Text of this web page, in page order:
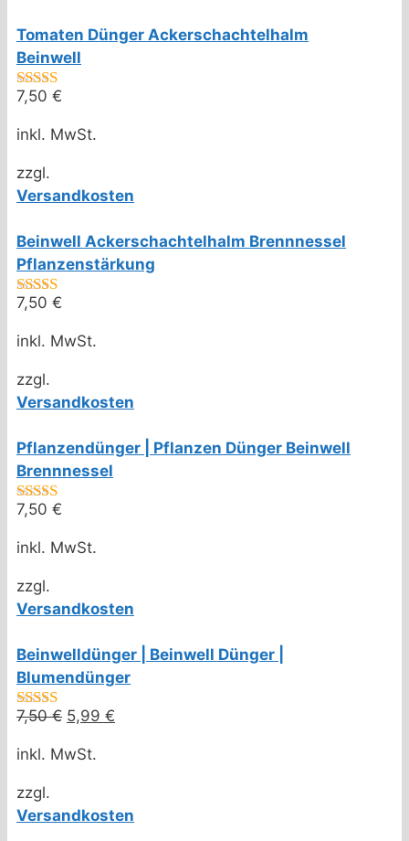
Tomaten Dünger Ackerschachtelhalm
Beinwell
4.50von 5
7,50 €
inkl. MwSt.
zzgl.
Versandkosten
Beinwell Ackerschachtelhalm Brennnessel
Pflanzenstärkung
5.00von 5
7,50 €
inkl. MwSt.
zzgl.
Versandkosten
Pflanzendünger | Pflanzen Dünger Beinwell
Brennnessel
5.00von 5
7,50 €
inkl. MwSt.
zzgl.
Versandkosten
Beinwelldünger | Beinwell Dünger |
Blumendünger
4.50von 5
7,50€ Ursprünglicher
war:
5,99 €
inkl. MwSt.
zzgl.
Versandkosten